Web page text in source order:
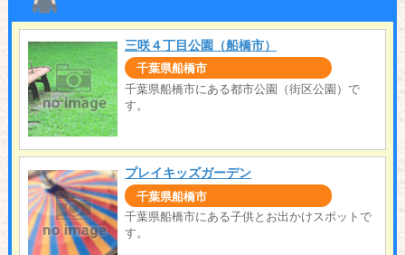
三咲４丁目公園（船橋市）
千葉県船橋市
千葉県船橋市にある都市公園（街区公園）で
す。
プレイキッズガーデン
千葉県船橋市
千葉県船橋市にある子供とお出かけスポットで
す。